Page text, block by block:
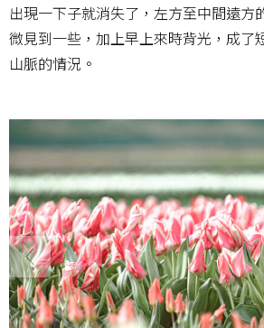
出現一下子就消失了，左方至中間遠方
微見到一些，加上早上來時背光，成了
山脈的情況。